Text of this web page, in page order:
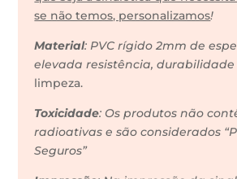
se não temos, personalizamos!
Material: PVC rígido 2mm de
elevada resistência,
limpeza.
Toxicidade: Os produtos não
radioativas e são considerados
Seguros”